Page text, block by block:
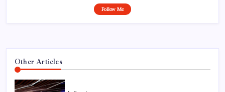
Follow Me
Other Articles